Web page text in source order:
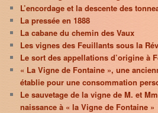
L’encordage et la descente des
La pressée en 1888
La cabane du chemin des Vaux
Les vignes des Feuillants sous la
Le sort des appellations d’origine à
« La Vigne de Fontaine », une
établie pour une consommation
Le sauvetage de la vigne de M. et
naissance à « la Vigne de Fontaine »